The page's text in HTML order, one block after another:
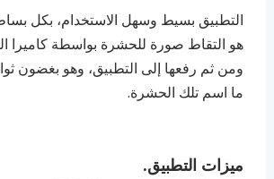
التطبيق بسيط وسهل الاستخدام، بكل
هو التقاط صورة للحشرة بواسطة كاميرا
ومن ثم رفعها إلى التطبيق، وهو بغضون
ما اسم تلك الحشرة.
ميزات التطبيق.